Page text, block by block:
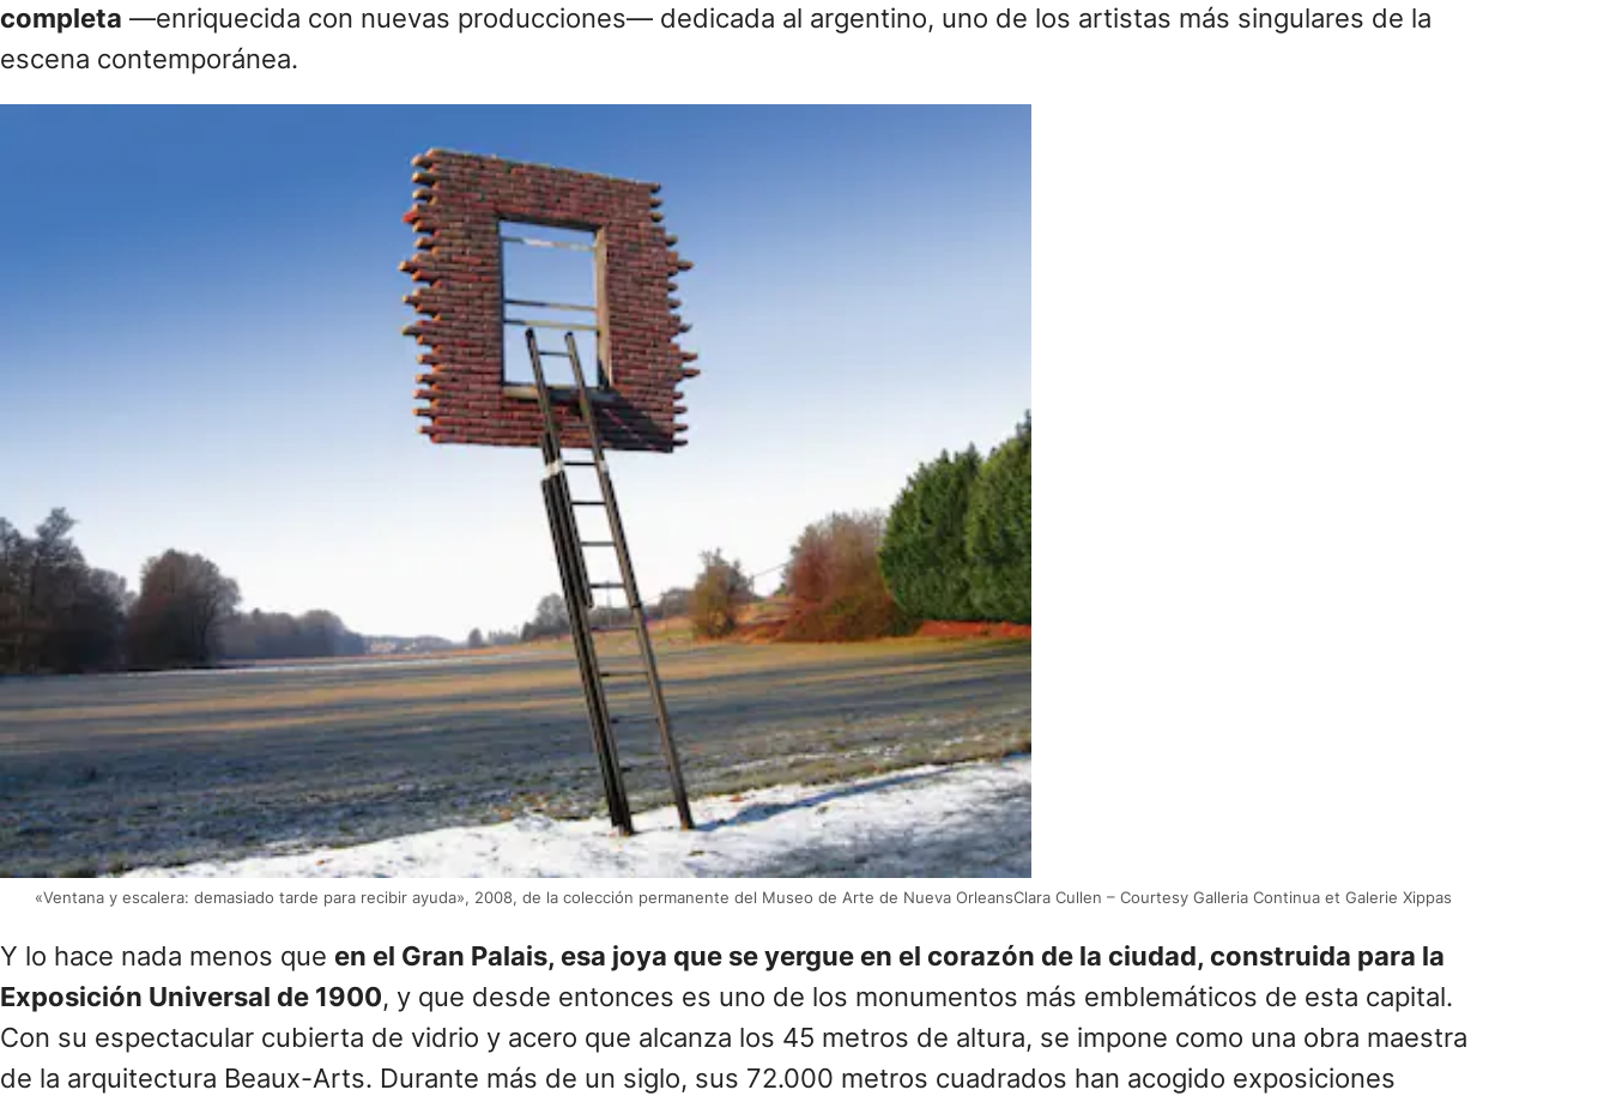
completa —enriquecida con nuevas producciones— dedicada al argentino, uno de los artistas más singulares de la
escena contemporánea.
«Ventana y escalera: demasiado tarde para recibir ayuda», 2008, de la colección permanente del Museo de Arte de Nueva OrleansClara Cullen – Courtesy Galleria Continua et Galerie Xippas
Y lo hace nada menos que en el Gran Palais, esa joya que se yergue en el corazón de la ciudad, construida para la
Exposición Universal de 1900, y que desde entonces es uno de los monumentos más emblemáticos de esta capital.
Con su espectacular cubierta de vidrio y acero que alcanza los 45 metros de altura, se impone como una obra maestra
de la arquitectura Beaux-Arts. Durante más de un siglo, sus 72.000 metros cuadrados han acogido exposiciones